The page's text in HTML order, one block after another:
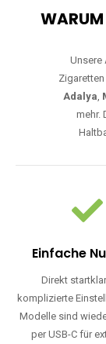
WARUM
Unsere
Adalya,
mehr.
Einfache
Direkt
komplizierte
Modelle sind
per USB-C für